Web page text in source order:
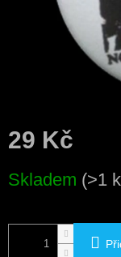
29 Kč
cena:
Skladem (>1